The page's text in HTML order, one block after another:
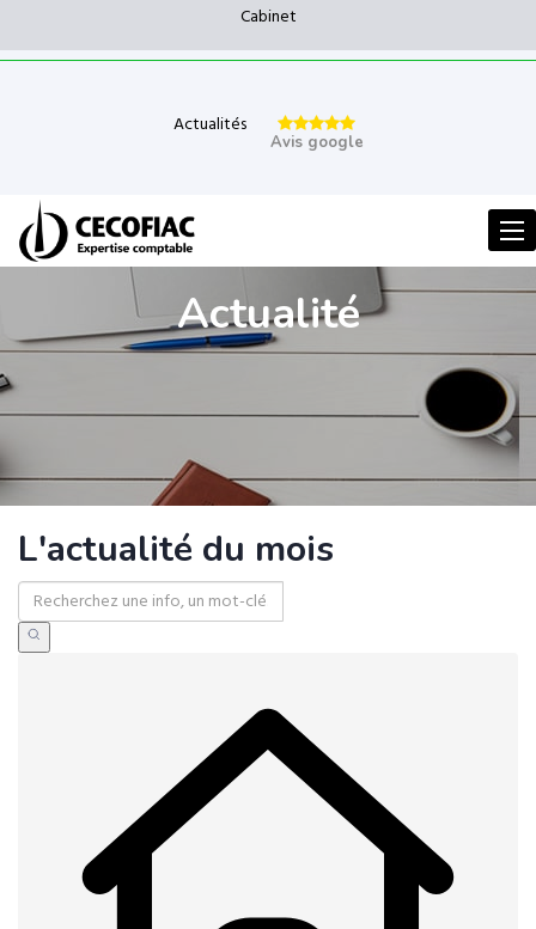
Cabinet
Actualités
Avis google
Actualité
L'actualité du mois